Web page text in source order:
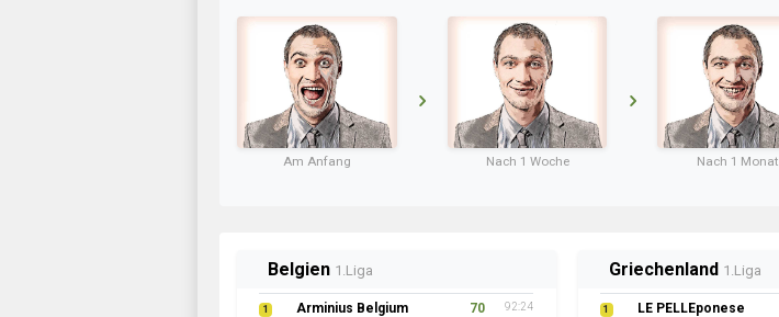
Am Anfang Nach 1 Woche Nach 1 Monat
Belgien 1.Liga
1 Arminius Belgium 70 92:24
Griechenland 1.Liga
1 LE PELLEponese